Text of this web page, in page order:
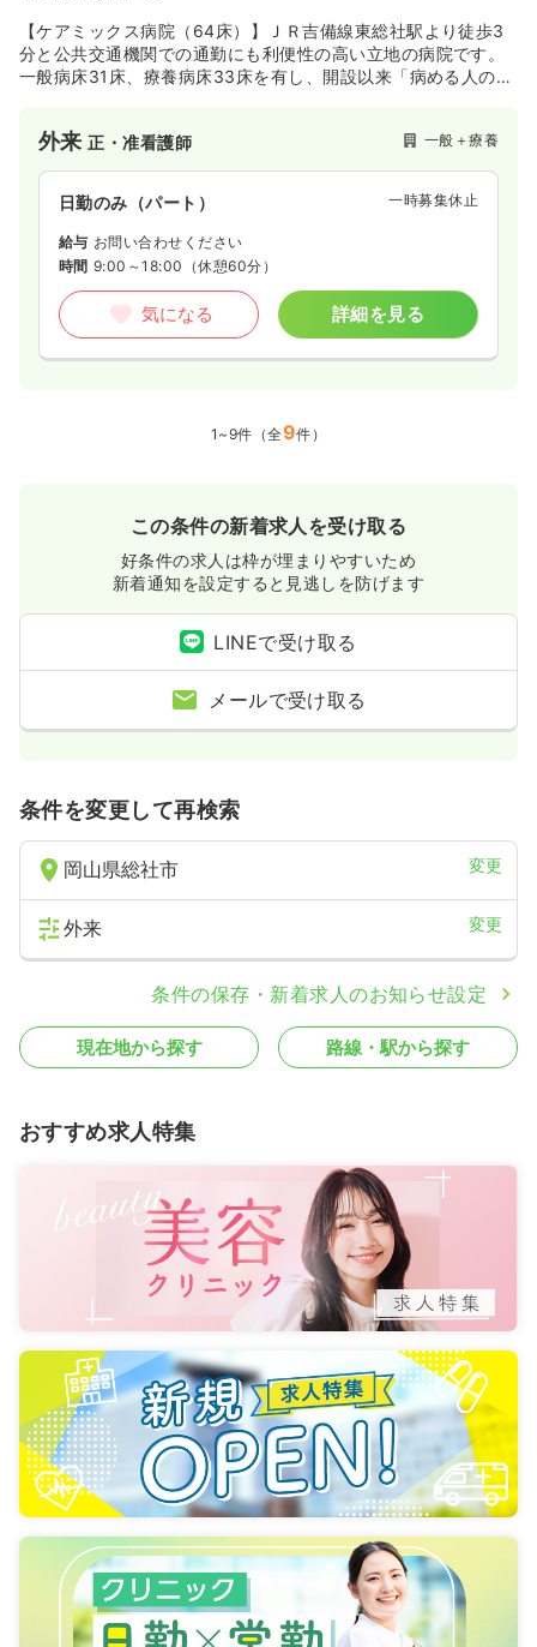
【ケアミックス病院（64床）】ＪＲ吉備線東総社駅より徒歩3
分と公共交通機関での通勤にも利便性の高い立地の病院です。
一般病床31床、療養病床33床を有し、開設以来「病める人の立
外来正・准看護師 一般＋療養
日勤のみ（パート） 一時募集休止
給与 お問い合わせください
時間 9:00～18:00 （休憩60分）
気になる 詳細を見る
1~9件（全9件）
この条件の新着求人を受け取る
好条件の求人は枠が埋まりやすいため
新着通知を設定すると見逃しを防げます
LINEで受け取る
メールで受け取る
条件を変更して再検索
岡山県総社市 変更
外来 変更
条件の保存・新着求人のお知らせ設定
現在地から探す 路線・駅から探す
おすすめ求人特集